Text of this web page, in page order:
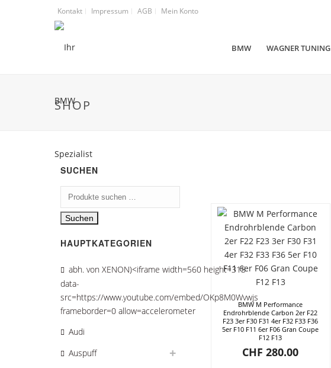
Kontakt Impressum AGB Mein Konto
BMW WAGNER TUNING
SHOP
BMW M Performance
Endrohrblende Carbon 2er F22
F23 3er F30 F31 4er F32 F33 F36
5er F10 F11 6er F06 Gran Coupe
F12 F13
CHF 280.00
SUCHEN
Suchen
nach:
Suchen
HAUPTKATEGORIEN
abh. von XENON)<iframe width=560 height=315
data-
src=https://www.youtube.com/embed/OKp8M0Wvwjs
frameborder=0 allow=accelerometer
Audi
Auspuff